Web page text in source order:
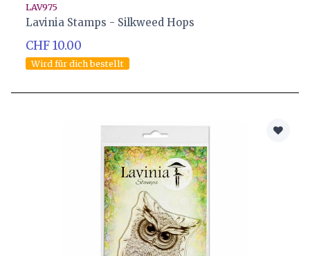
LAV975
Lavinia Stamps - Silkweed Hops
CHF 10.00
Wird für dich bestellt